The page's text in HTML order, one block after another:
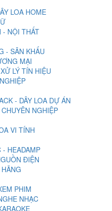
LOA HOME
- NỘI THẤT
- SÂN KHẤU
MẠI
LÝ TÍN HIỆU
- DÂY LOA DỰ ÁN
NGHIỆP
VI TÍNH
- HEADAMP
ĐIỆN
PHIM
NHẠC